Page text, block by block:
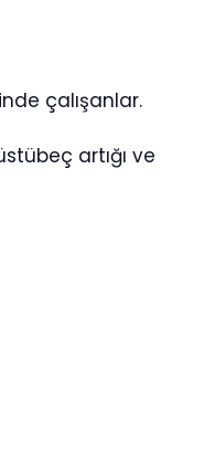
çalışanlar.
artığı ve